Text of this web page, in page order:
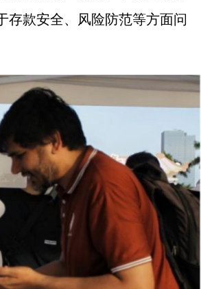
存款安全、风险防范等方面问